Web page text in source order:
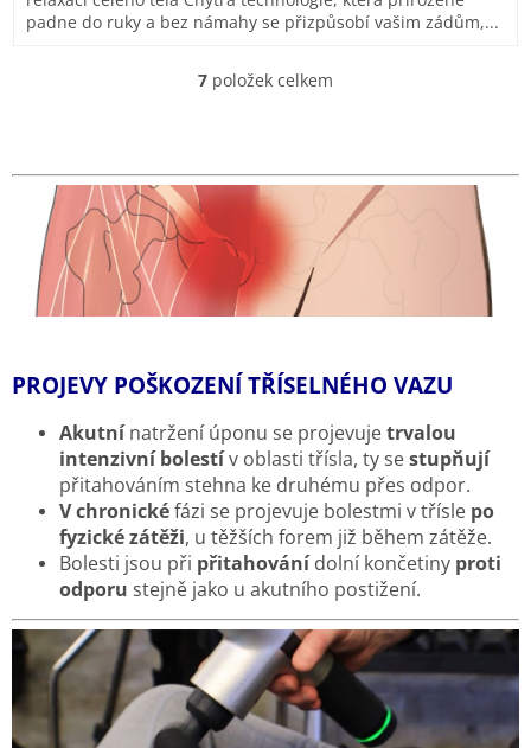
hvězdiček.
padne do ruky a bez námahy se přizpůsobí vašim zádům,...
O
d
a
c
p
r
v
v
p
i
s
u
7 položek celkem
PROJEVY POŠKOZENÍ TŘÍSELNÉHO VAZU
Akutnínatržení úponu se projevujetrvalou
intenzivní bolestív oblasti třísla, ty sestupňují
přitahováním stehna ke druhému přes odpor.
V chronickéfázi se projevuje bolestmi v třísle po
fyzické zátěži, u těžších forem již během zátěže.
Bolesti jsou při přitahovánídolní končetiny proti
odporu stejně jako u akutního postižení.